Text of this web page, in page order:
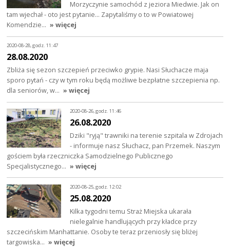
Morzyczynie samochód z jeziora Miedwie. Jak on
tam wjechał - oto jest pytanie... Zapytaliśmy o to w Powiatowej
Komendzie… » więcej
2020-08-28, godz. 11:47
28.08.2020
Zbliża się sezon szczepień przeciwko grypie. Nasi Słuchacze maja
sporo pytań - czy w tym roku będą możliwe bezpłatne szczepienia np.
dla seniorów, w… » więcej
2020-08-26, godz. 11:46
26.08.2020
Dziki "ryją" trawniki na terenie szpitala w Zdrojach
- informuje nasz Słuchacz, pan Przemek. Naszym
gościem była rzeczniczka Samodzielnego Publicznego
Specjalistycznego… » więcej
2020-08-25, godz. 12:02
25.08.2020
Kilka tygodni temu Straż Miejska ukarała
nielegalnie handlujących przy kładce przy
szczecińskim Manhattanie. Osoby te teraz przeniosły się bliżej
targowiska… » więcej